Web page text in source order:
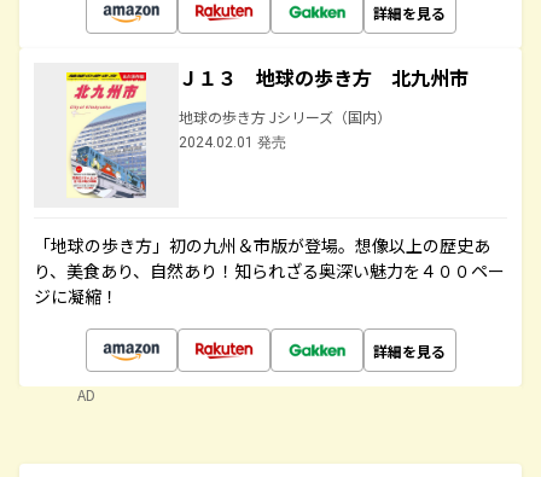
詳細を見る
Ｊ１３ 地球の歩き方 北九州市
地球の歩き方 Jシリーズ（国内）
2024.02.01 発売
「地球の歩き方」初の九州＆市版が登場。想像以上の歴史あ
り、美食あり、自然あり！知られざる奥深い魅力を４００ペー
ジに凝縮！
詳細を見る
AD